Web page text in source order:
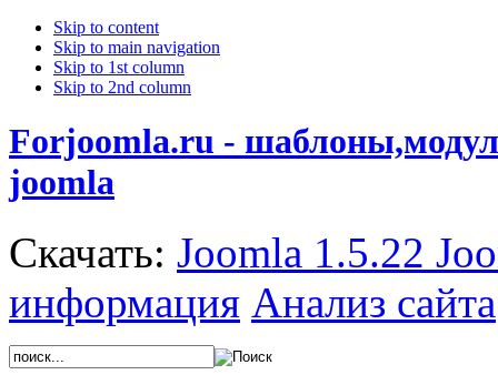
Skip to content
Skip to main navigation
Skip to 1st column
Skip to 2nd column
Forjoomla.ru -
joomla
Скачать: Joomla 1.5.22
информация Анализ сайта